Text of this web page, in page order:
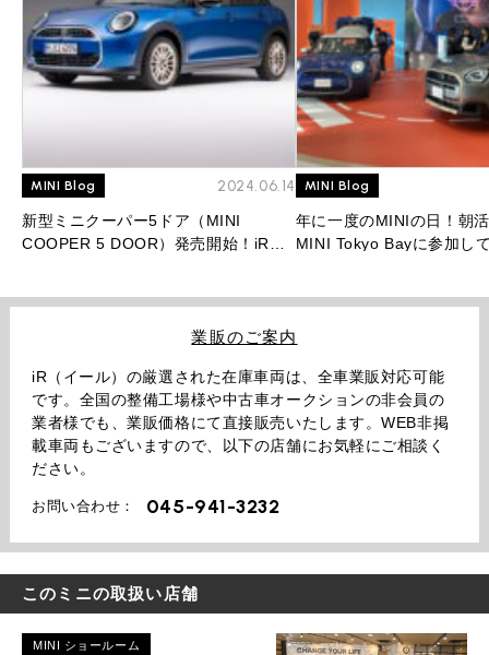
MINI Blog 2024.06.14
新型ミニクーパー5ドア（MINI
COOPER 5 DOOR）発売開始！iR人
MINI Blog
年に一度のMINIの日！朝
MINI Tokyo Bayに参加し
業販のご案内
iR（イール）の厳選された在庫車両は、全車業販対応可能
です。全国の整備工場様や中古車オークションの非会員の
業者様でも、業販価格にて直接販売いたします。WEB非掲
載車両もございますので、以下の店舗にお気軽にご相談く
ださい。
お問い合わせ： 045-941-3232
このミニの取扱い店舗
MINI ショールーム